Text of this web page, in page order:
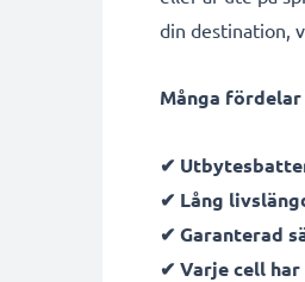
din destination,
Många
✔
✔ Lång
✔ Garanterad
✔ Varje cell